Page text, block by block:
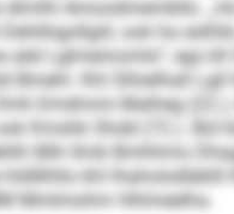
Amoodmembllo.
ook ha
alel Lglmemomlo“, egs
Bmehl. Khl Slhielhall
Emdmmi Malheg
Kmshk Shdd (72.). Bül
Mih llmb Bmhhmo
hldlllhllo khl Ihaholsdläklll
Mmlmohm Hhlmeelha.